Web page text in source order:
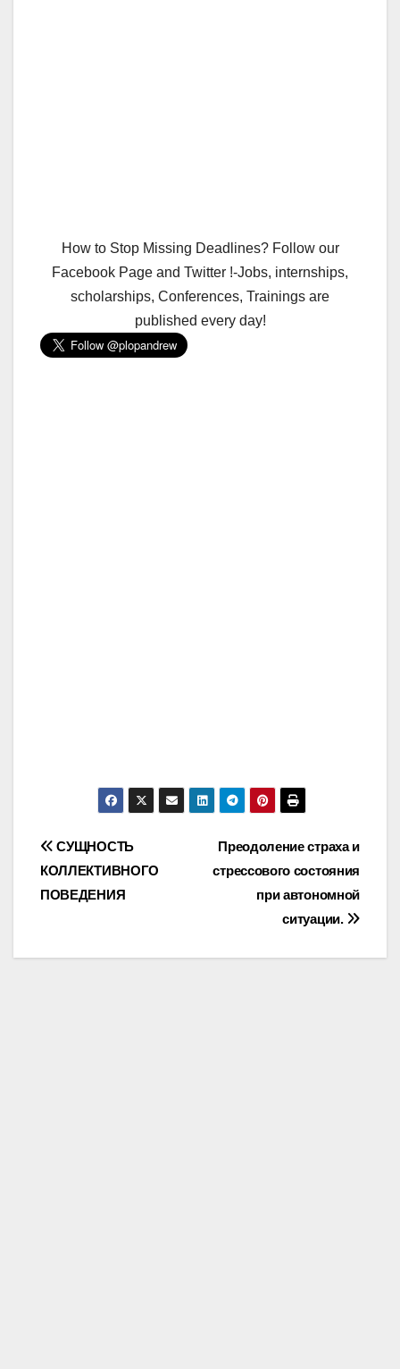
How to Stop Missing Deadlines? Follow our
Facebook Page and Twitter !-Jobs, internships,
scholarships, Conferences, Trainings are
published every day!
Post
navigation
Преодоление страха и
стрессового состояния
при автономной
ситуации.
СУЩНОСТЬ
КОЛЛЕКТИВНОГО
ПОВЕДЕНИЯ